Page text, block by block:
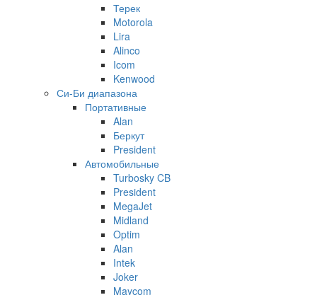
Терек
Motorola
Lira
Alinco
Icom
Kenwood
Си-Би диапазона
Портативные
Alan
Беркут
President
Автомобильные
Turbosky CB
President
MegaJet
Midland
Optim
Alan
Intek
Joker
Maycom